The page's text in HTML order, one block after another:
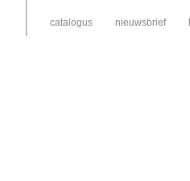
catalogus nieuwsbrief